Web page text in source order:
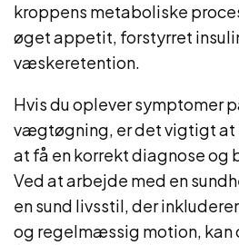
kroppens metaboliske
øget appetit, forstyrret
væskeretention.
Hvis du oplever symptomer
vægtøgning, er det vigtigt
at få en korrekt diagnose og
Ved at arbejde med en
en sund livsstil, der
og regelmæssig motion, kan